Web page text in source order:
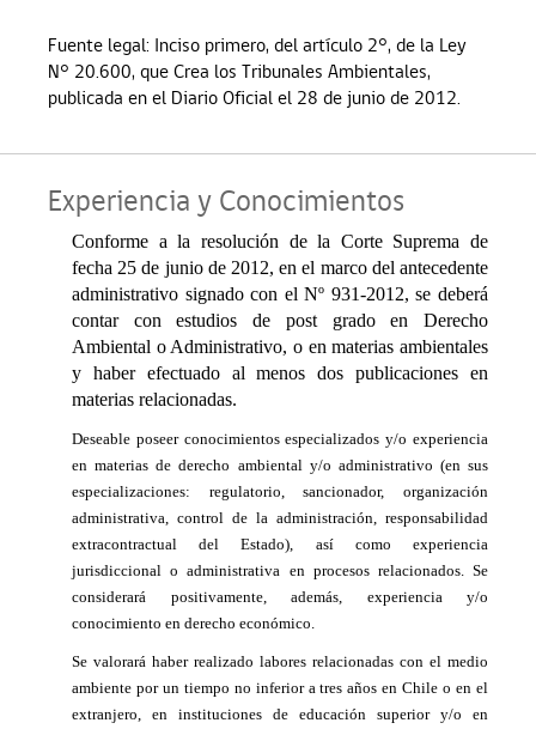
Fuente legal: Inciso primero, del artículo 2°, de la Ley
N° 20.600, que Crea los Tribunales Ambientales,
publicada en el Diario Oficial el 28 de junio de 2012.
Experiencia y Conocimientos
Conforme a la resolución de la Corte Suprema de
fecha 25 de junio de 2012, en el marco del antecedente
administrativo signado con el Nº 931-2012, se deberá
contar con estudios de post grado en Derecho
Ambiental o Administrativo, o en materias ambientales
y haber efectuado al menos dos publicaciones en
materias relacionadas.
Deseable poseer conocimientos especializados y/o experiencia
en materias de derecho ambiental y/o administrativo (en sus
especializaciones: regulatorio, sancionador, organización
administrativa, control de la administración, responsabilidad
extracontractual del Estado), así como experiencia
jurisdiccional o administrativa en procesos relacionados. Se
considerará positivamente, además, experiencia y/o
conocimiento en derecho económico.
Se valorará haber realizado labores relacionadas con el medio
ambiente por un tiempo no inferior a tres años en Chile o en el
extranjero, en instituciones de educación superior y/o en